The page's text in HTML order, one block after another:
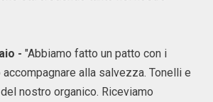
- "Abbiamo fatto un patto con i
alla salvezza. Tonelli e
nostro organico. Riceviamo